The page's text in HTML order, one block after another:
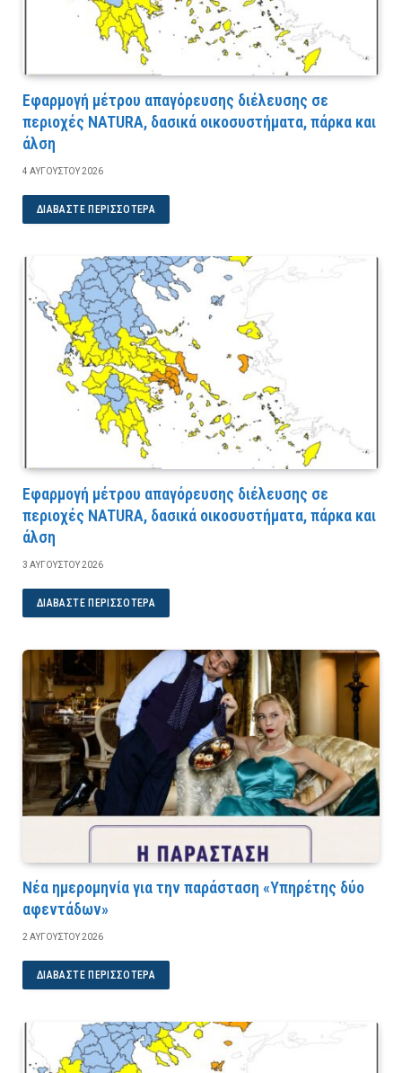
Εφαρμογή μέτρου απαγόρευσης διέλευσης σε
περιοχές NATURA, δασικά οικοσυστήματα, πάρκα και
άλση
4 ΑΥΓΟΎΣΤΟΥ 2026
ΔΙΑΒΆΣΤΕ ΠΕΡΙΣΣΌΤΕΡΑ
Εφαρμογή μέτρου απαγόρευσης διέλευσης σε
περιοχές NATURA, δασικά οικοσυστήματα, πάρκα και
άλση
3 ΑΥΓΟΎΣΤΟΥ 2026
ΔΙΑΒΆΣΤΕ ΠΕΡΙΣΣΌΤΕΡΑ
Νέα ημερομηνία για την παράσταση «Υπηρέτης δύο
αφεντάδων»
2 ΑΥΓΟΎΣΤΟΥ 2026
ΔΙΑΒΆΣΤΕ ΠΕΡΙΣΣΌΤΕΡΑ